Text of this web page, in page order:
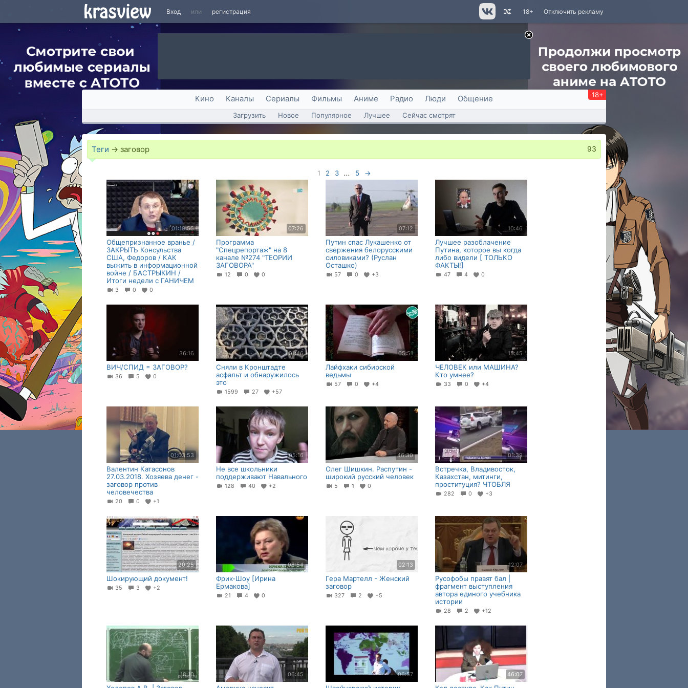
Вход или регистрация Отключить рекламу
18+
Кино Каналы Сериалы Фильмы Аниме Радио Люди Общение 18+
Загрузить Новое Популярное Лучшее Сейчас смотрят
Теги → заговор 93
1 2 3 ... 5 →
01:19:55
Общепризнанное вранье /
ЗАКРЫТЬ Консульства
США, Федоров / КАК
выжить в информационной
войне / БАСТРЫКИН /
Итоги недели с ГАНИЧЕМ
3 0 0
07:26
Программа
"Спецрепортаж" на 8
канале №274 "ТЕОРИИ
ЗАГОВОРА"
12 0 0
07:12
Путин спас Лукашенко от
свержения белорусскими
силовиками? (Руслан
Осташко)
57 0 +3
10:46
Лучшее разоблачение
Путина, которое вы когда
либо видели [ ТОЛЬКО
ФАКТЫ!]
47 4 0
36:16
ВИЧ/СПИД = ЗАГОВОР?
36 5 0
01:46
Сняли в Кронштадте
асфальт и обнаружилось
это
1599 27 +57
05:51
Лайфхаки сибирской
ведьмы
57 0 +4
15:45
ЧЕЛОВЕК или МАШИНА?
Кто умнее?
33 0 +4
01:03:53
Валентин Катасонов
27.03.2018. Хозяева денег -
заговор против
человечества
20 0 +1
05:16
Не все школьники
поддерживают Навального
128 40 +2
46:30
Олег Шишкин. Распутин -
широкий русский человек
5 1 0
01:39
Встречка, Владивосток,
Казахстан, митинги,
проституция? ЧТОБЛЯ
282 0 +3
20:25
Шокирующий документ!
35 3 +2
08:54
Фрик-Шоу [Ирина
Ермакова]
21 4 0
02:13
Гера Мартелл - Женский
заговор
327 2 +5
12:07
Русофобы правят бал |
фрагмент выступления
автора единого учебника
истории
28 2 +12
18:10 06:45 06:57 46:07